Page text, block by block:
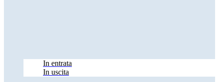
In entrata
In uscita